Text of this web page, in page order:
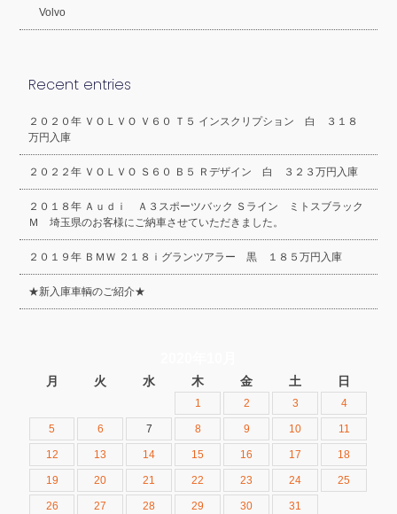
Volvo
Recent entries
２０２０年 ＶＯＬＶＯ Ｖ６０ Ｔ５ インスクリプション 白 ３１８
万円入庫
２０２２年 ＶＯＬＶＯ Ｓ６０ Ｂ５ Ｒデザイン 白 ３２３万円入庫
２０１８年 Ａｕｄｉ Ａ３スポーツバック Ｓライン ミトスブラック
Ｍ 埼玉県のお客様にご納車させていただきました。
２０１９年 ＢＭＷ ２１８ｉグランツアラー 黒 １８５万円入庫
★新入庫車輌のご紹介★
月 火 水 木 金 土 日
1 2 3 4
5 6 7 8 9 10 11
12 13 14 15 16 17 18
19 20 21 22 23 24 25
26 27 28 29 30
31